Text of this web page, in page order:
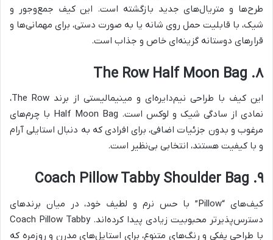
طرح‌ها و متریال‌های جدید بازگشته است. این کیف جمع‌وجور و
شیک، با قابلیت حمل روی شانه یا به صورت دستی، برای مهمانی‌ها و
قرارهای دوستانه گزینه‌ای خاص و جذاب است.
۸. The Row Half Moon Bag
این کیف با طراحی نیم‌دایره‌ای و مینیمالیستی از برند The Row،
نمادی از سادگی شیک و لوکس است. Half Moon Bag با چرم‌های
مرغوب و بدون جزئیات اضافی، برای افرادی که به دنبال استایلی آرام
و با کیفیت هستند، انتخابی بی‌نظیر است.
۹. Coach Pillow Tabby Shoulder Bag
کیف‌های “Pillow” با حس نرم و لطیف خود، در میان برندهای
دسترس‌پذیرتر محبوبیت زیادی پیدا کرده‌اند. Coach Pillow Tabby
با طراحی پفکی و رنگ‌های متنوع، برای استایل‌های مدرن و روزمره که